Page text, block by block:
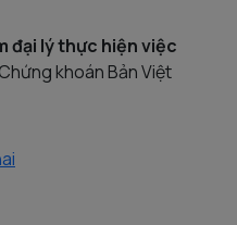
đại lý thực hiện việc
khoán Bản Việt